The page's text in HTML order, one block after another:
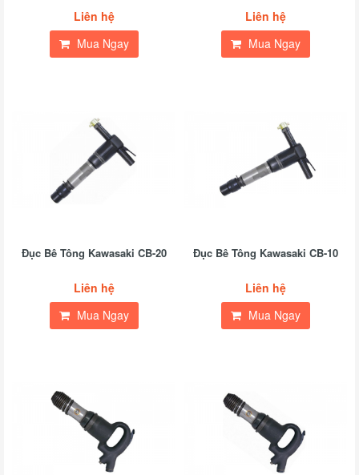
Liên hệ
Mua Ngay
Liên hệ
Mua Ngay
Đục Bê Tông Kawasaki CB-20
Liên hệ
Mua Ngay
Đục Bê Tông Kawasaki CB-10
Liên hệ
Mua Ngay